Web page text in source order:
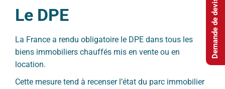
Le DPE
La France a rendu obligatoire le DPE dans tous les
biens immobiliers chauffés mis en vente ou en
location.
Cette mesure tend à recenser l’état du parc immobilier
Demande de devis